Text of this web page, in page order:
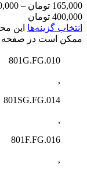
165,000 تومان –
400,000 تومان
انتخاب گزینه‌ها این
ممکن است در صفحه
801G.FG.010
,
801SG.FG.014
,
801F.FG.016
,